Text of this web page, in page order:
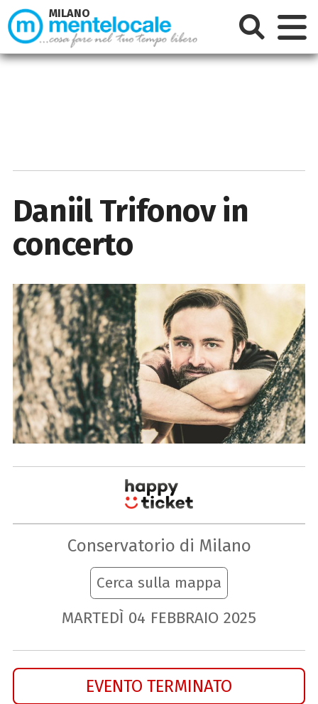
Daniil Trifonov in
concerto
Conservatorio di Milano
Cerca sulla mappa
MARTEDÌ 04 FEBBRAIO 2025
EVENTO TERMINATO
MILANO